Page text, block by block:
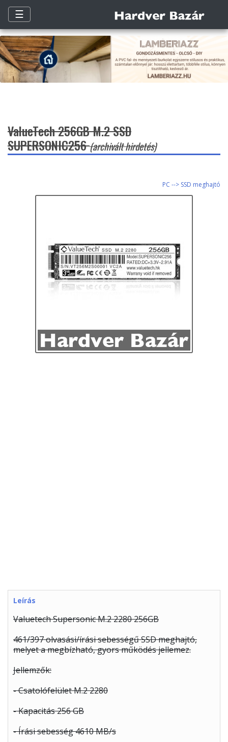
☰
ValueTech 256GB M.2 SSD
SUPERSONIC256(archivált hirdetés)
PC --> SSD meghajtó
Leírás
Valuetech Supersonic M.2 2280 256GB
461/397 olvasási/írási sebességű SSD meghajtó,
melyet a megbízható, gyors működés jellemez.
Jellemzők:
- Csatolófelület M.2 2280
- Kapacitás 256 GB
- Írási sebesség 4610 MB/s